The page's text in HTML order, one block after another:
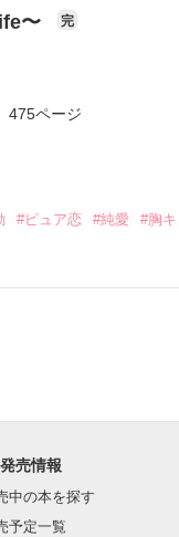
ます。小説とは言い
　_)o)
〜 完
475ページ
#ピュア恋 #純愛 #胸
売情報
中の本を探す
予定一覧